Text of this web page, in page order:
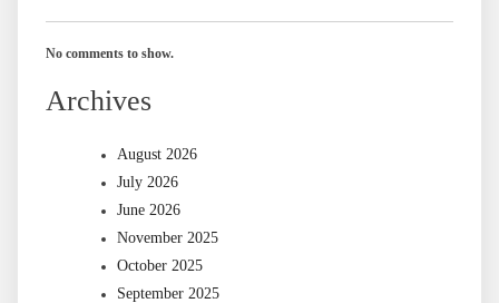
No comments to show.
Archives
August 2026
July 2026
June 2026
November 2025
October 2025
September 2025